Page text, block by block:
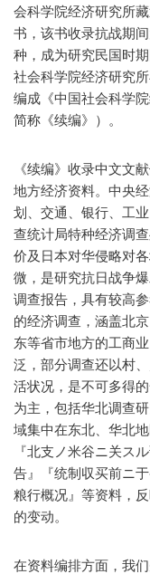
会科学院经济研究所
书，该书收录抗战期
种，成为研究民国时
社会科学院经济研究
编成《中国社会科学
简称《续编》）。
《续编》收录中文文
地方经济资料。中央
划、交通、银行、工
查统计局特种经济调
价及日本对华侵略对
微，是研究抗日战争
调查报告，具有较高
的经济调查，涵盖北
东等省市地方的工商
泛，部分调查还以村
活状况，是不可多得
为主，包括华北调查
域集中在东北、华北
『北支ノ米谷ニ关ス
告』『统制収买前ニ
粮行概况』等资料，
的变动。
在资料编排方面，我